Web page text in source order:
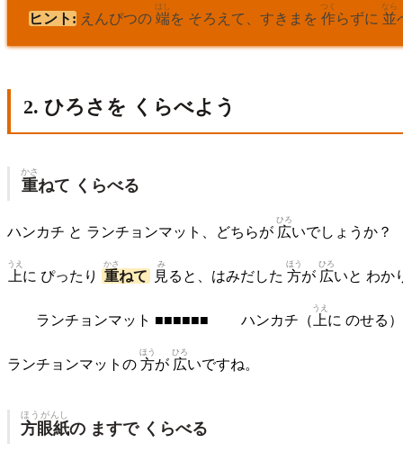
ヒント: えんぴつの 端
はし
を そろえて、すきまを 作
つく
らずに 並
なら
2. ひろさを くらべよう
重
かさ
ねて くらべる
ハンカチ と ランチョンマット、どちらが 広
ひろ
いでしょうか？
上
うえ
に ぴったり 重
かさ
ねて 見
み
ると、はみだした 方
ほう
が 広
ひろ
いと わか
ランチョンマット ■■■■■■ ハンカチ（ 上
うえ
に のせる
ランチョンマットの 方
ほう
が 広
ひろ
いですね。
方眼紙
ほうがんし
の ますで くらべる